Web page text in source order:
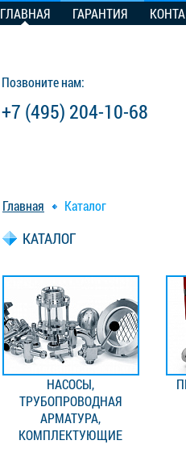
ГЛАВНАЯ ГАРАНТИЯ
Позвоните нам:
+7 (495) 204-10-68
Главная Каталог
КАТАЛОГ
НАСОСЫ,
ТРУБОПРОВОДНАЯ
АРМАТУРА,
КОМПЛЕКТУЮЩИЕ